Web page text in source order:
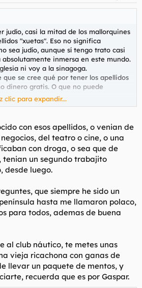
judío, casi la mitad de los mallorquines
"xuetas". Eso no significa
sea judío, aunque sí tengo trato casi
inmersa en este mundo.
ni voy a la sinagoga.
que se cree qué por tener los apellidos
dinero gratis. O que no puede
te miran con mejores ojos si tienes
desordenada.
clic para expandir...
con esos apellidos, o venian de
del teatro o cine, o una
con droga, o sea que de
un segundo trabajito
desde luego.
que siempre he sido un
hasta me llamaron polaco,
para todos, ademas de buena
al club náutico, te metes unas
vieja ricachona con ganas de
llevar un paquete de mentos, y
recuerda que es por Gaspar.